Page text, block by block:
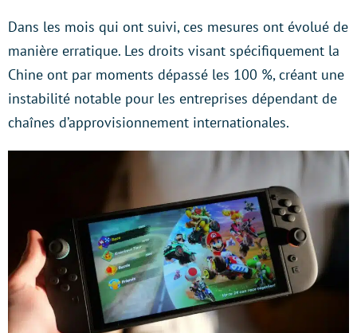
Dans les mois qui ont suivi, ces mesures ont évolué de
manière erratique. Les droits visant spécifiquement la
Chine ont par moments dépassé les 100 %, créant une
instabilité notable pour les entreprises dépendant de
chaînes d’approvisionnement internationales.